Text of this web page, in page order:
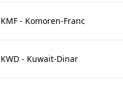
KMF - Komoren-Franc
KWD - Kuwait-Dinar